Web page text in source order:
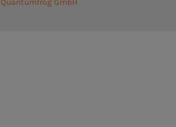
Quantumfrog GmbH